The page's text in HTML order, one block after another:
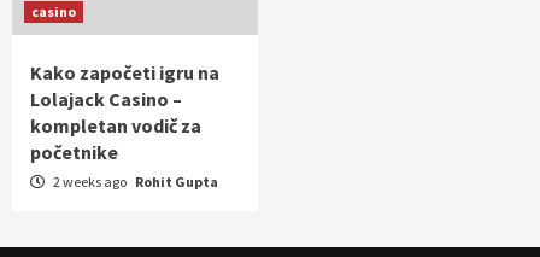
casino
Kako započeti igru na
Lolajack Casino –
kompletan vodič za
početnike
2 weeks ago Rohit Gupta